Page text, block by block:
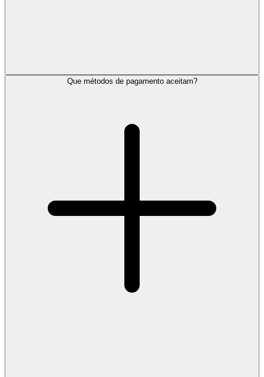
Que métodos de pagamento aceitam?